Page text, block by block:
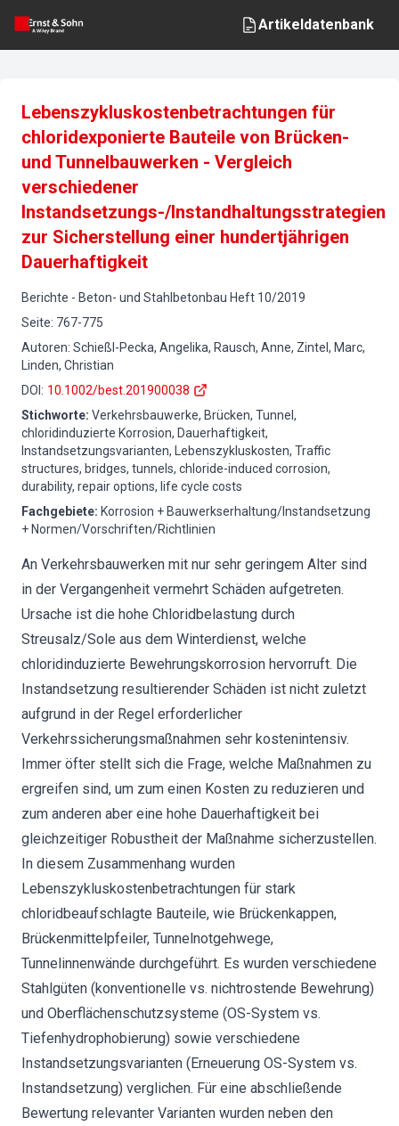
Artikeldatenbank
Lebenszykluskostenbetrachtungen für
chloridexponierte Bauteile von Brücken-
und Tunnelbauwerken - Vergleich
verschiedener
Instandsetzungs-/Instandhaltungsstrategien
zur Sicherstellung einer hundertjährigen
Dauerhaftigkeit
Berichte - Beton- und Stahlbetonbau Heft 10/2019
Seite: 767-775
Autoren: Schießl-Pecka, Angelika, Rausch, Anne, Zintel, Marc,
Linden, Christian
DOI : 10.1002/best.201900038
Stichworte: Verkehrsbauwerke, Brücken, Tunnel,
chloridinduzierte Korrosion, Dauerhaftigkeit,
Instandsetzungsvarianten, Lebenszykluskosten, Traffic
structures, bridges, tunnels, chloride-induced corrosion,
durability, repair options, life cycle costs
Fachgebiete: Korrosion + Bauwerkserhaltung/Instandsetzung
+ Normen/Vorschriften/Richtlinien
An Verkehrsbauwerken mit nur sehr geringem Alter sind
in der Vergangenheit vermehrt Schäden aufgetreten.
Ursache ist die hohe Chloridbelastung durch
Streusalz/Sole aus dem Winterdienst, welche
chloridinduzierte Bewehrungskorrosion hervorruft. Die
Instandsetzung resultierender Schäden ist nicht zuletzt
aufgrund in der Regel erforderlicher
Verkehrssicherungsmaßnahmen sehr kostenintensiv.
Immer öfter stellt sich die Frage, welche Maßnahmen zu
ergreifen sind, um zum einen Kosten zu reduzieren und
zum anderen aber eine hohe Dauerhaftigkeit bei
gleichzeitiger Robustheit der Maßnahme sicherzustellen.
In diesem Zusammenhang wurden
Lebenszykluskostenbetrachtungen für stark
chloridbeaufschlagte Bauteile, wie Brückenkappen,
Brückenmittelpfeiler, Tunnelnotgehwege,
Tunnelinnenwände durchgeführt. Es wurden verschiedene
Stahlgüten (konventionelle vs. nichtrostende Bewehrung)
und Oberflächenschutzsysteme (OS-System vs.
Tiefenhydrophobierung) sowie verschiedene
Instandsetzungsvarianten (Erneuerung OS-System vs.
Instandsetzung) verglichen. Für eine abschließende
Bewertung relevanter Varianten wurden neben den